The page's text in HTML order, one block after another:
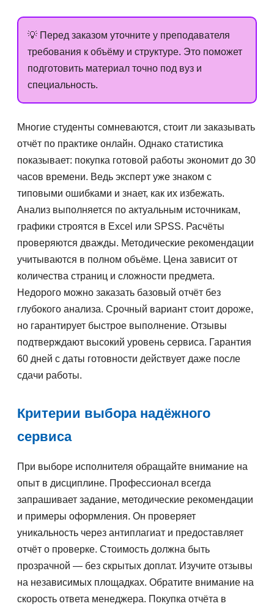
💡 Перед заказом уточните у преподавателя
требования к объёму и структуре. Это поможет
подготовить материал точно под вуз и
специальность.
Многие студенты сомневаются, стоит ли заказывать
отчёт по практике онлайн. Однако статистика
показывает: покупка готовой работы экономит до 30
часов времени. Ведь эксперт уже знаком с
типовыми ошибками и знает, как их избежать.
Анализ выполняется по актуальным источникам,
графики строятся в Excel или SPSS. Расчёты
проверяются дважды. Методические рекомендации
учитываются в полном объёме. Цена зависит от
количества страниц и сложности предмета.
Недорого можно заказать базовый отчёт без
глубокого анализа. Срочный вариант стоит дороже,
но гарантирует быстрое выполнение. Отзывы
подтверждают высокий уровень сервиса. Гарантия
60 дней с даты готовности действует даже после
сдачи работы.
Критерии выбора надёжного
сервиса
При выборе исполнителя обращайте внимание на
опыт в дисциплине. Профессионал всегда
запрашивает задание, методические рекомендации
и примеры оформления. Он проверяет
уникальность через антиплагиат и предоставляет
отчёт о проверке. Стоимость должна быть
прозрачной — без скрытых доплат. Изучите отзывы
на независимых площадках. Обратите внимание на
скорость ответа менеджера. Покупка отчёта в